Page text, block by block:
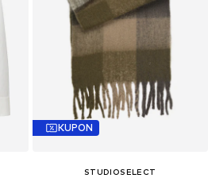
KUPON
STUDIOSELECT